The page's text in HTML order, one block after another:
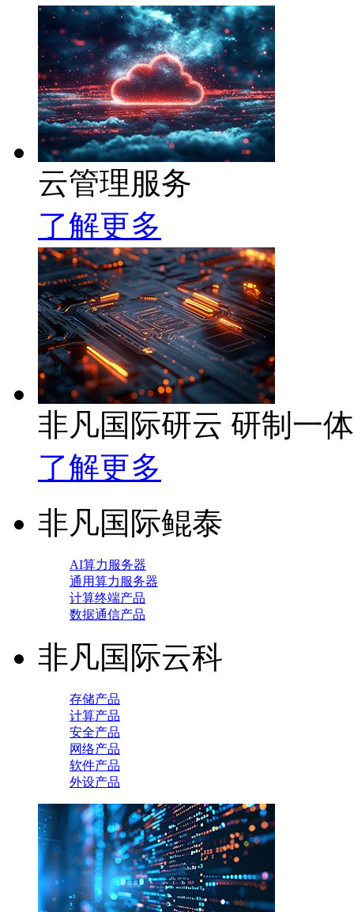
云管理服务
了解更多
非凡国际研云 研制一
了解更多
非凡国际鲲泰
AI算力服务器
通用算力服务器
计算终端产品
数据通信产品
非凡国际云科
存储产品
计算产品
安全产品
网络产品
软件产品
外设产品